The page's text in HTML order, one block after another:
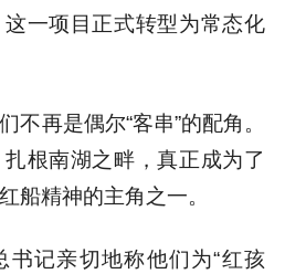
一项目正式转型为常态化
不再是偶尔“客串”的配角。
根南湖之畔，真正成为了
船精神的主角之一。
书记亲切地称他们为“红孩